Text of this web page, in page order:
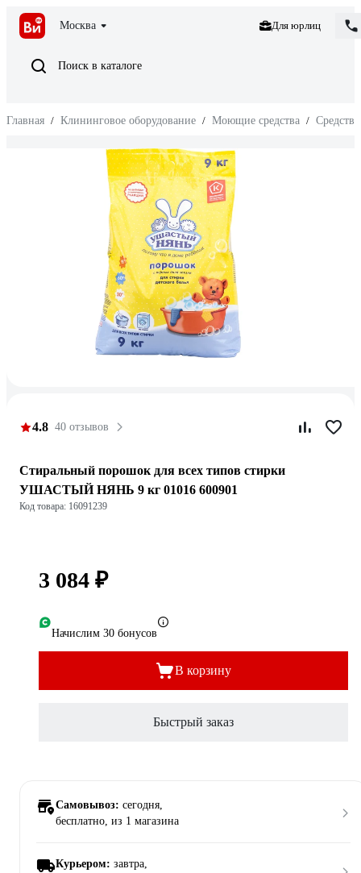
Москва Для юрлиц
Поиск в каталоге
Главная / Клининговое оборудование / Моющие средства /
4.8 40 отзывов
Стиральный порошок для всех типов стирки
УШАСТЫЙ НЯНЬ 9 кг 01016 600901
Код товара: 16091239
3 084 ₽
Начислим 30 бонусов
В корзину
Быстрый заказ
Самовывоз: сегодня,
бесплатно, из 1 магазина
Курьером: завтра,